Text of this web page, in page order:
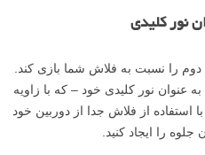
نور کلیدی
را نسبت به فلاش شما بازی کند.
عنوان نور کلیدی خود – که با زاویه
از فلاش جدا از دوربین خود
را ایجاد کنید.